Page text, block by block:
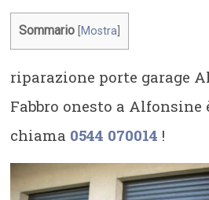
Sommario Mostra
riparazione porte garage
Fabbro onesto a Alfonsine
chiama 0544 070014 !